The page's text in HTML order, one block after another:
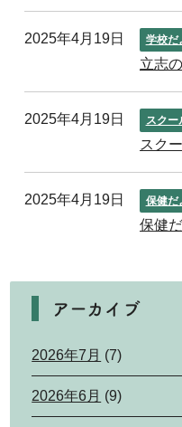
2025年4月19日 学校だ
立志
2025年4月19日 スクー
スク
2025年4月19日 保健だ
保健
アーカイブ
2026年7月 (7)
2026年6月 (9)